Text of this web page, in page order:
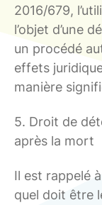
2016/679,
l’objet d’une
un procédé
effets
manière
5. Droit de
après la mort
Il est rappelé
quel doit être